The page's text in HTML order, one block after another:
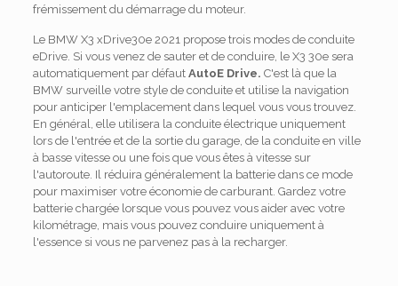
frémissement du démarrage du moteur.
Le BMW X3 xDrive30e 2021 propose trois modes de conduite
eDrive. Si vous venez de sauter et de conduire, le X3 30e sera
automatiquement par défaut AutoE Drive. C'est là que la
BMW surveille votre style de conduite et utilise la navigation
pour anticiper l'emplacement dans lequel vous vous trouvez.
En général, elle utilisera la conduite électrique uniquement
lors de l'entrée et de la sortie du garage, de la conduite en ville
à basse vitesse ou une fois que vous êtes à vitesse sur
l'autoroute. Il réduira généralement la batterie dans ce mode
pour maximiser votre économie de carburant. Gardez votre
batterie chargée lorsque vous pouvez vous aider avec votre
kilométrage, mais vous pouvez conduire uniquement à
l'essence si vous ne parvenez pas à la recharger.